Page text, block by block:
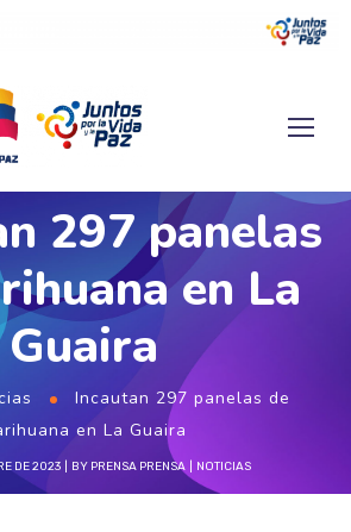
297 panelas
en La
Guaira
Incautan 297 panelas de
en La Guaira
DE 2023 BY PRENSA PRENSA NOTICIAS